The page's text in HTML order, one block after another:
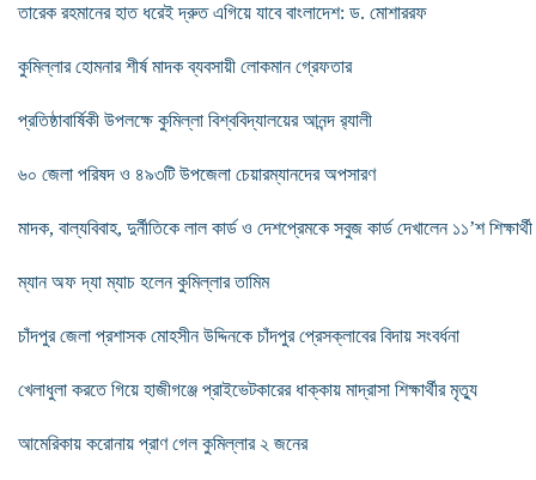
তারেক রহমানের হাত ধরেই দ্রুত এগিয়ে যাবে বাংলাদেশ: ড. মোশাররফ
কুমিল্লার হোমনার শীর্ষ মাদক ব্যবসায়ী লোকমান গ্রেফতার
প্রতিষ্ঠাবার্ষিকী উপলক্ষে কুমিল্লা বিশ্ববিদ্যালয়ের আনন্দ র‍্যালী
৬০ জেলা পরিষদ ও ৪৯৩টি উপজেলা চেয়ারম্যানদের অপসারণ
মাদক, বাল্যবিবাহ, দুর্নীতিকে লাল কার্ড ও দেশপ্রেমকে সবুজ কার্ড দেখালেন ১১’শ শিক্ষার্থী
ম্যান অফ দ্যা ম্যাচ হলেন কুমিল্লার তামিম
চাঁদপুর জেলা প্রশাসক মোহসীন উদ্দিনকে চাঁদপুর প্রেসক্লাবের বিদায় সংবর্ধনা
খেলাধুলা করতে গিয়ে হাজীগঞ্জে প্রাইভেটকারের ধাক্কায় মাদ্রাসা শিক্ষার্থীর মৃত্যু
আমেরিকায় করোনায় প্রাণ গেল কুমিল্লার ২ জনের